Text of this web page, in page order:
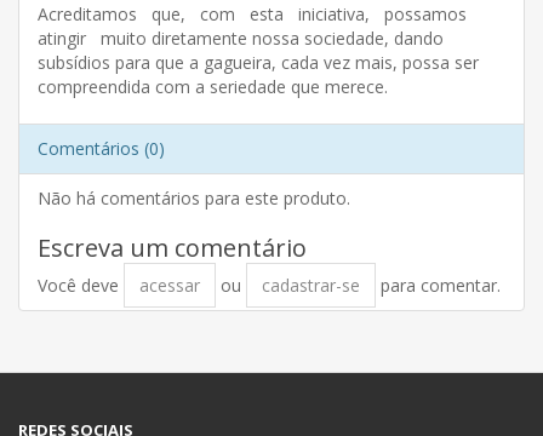
Acreditamos que, com esta iniciativa, possamos
atingir muito diretamente nossa sociedade, dando
subsídios para que a gagueira, cada vez mais, possa ser
compreendida com a seriedade que merece.
Comentários (0)
Não há comentários para este produto.
Escreva um comentário
Você deve acessar ou cadastrar-se para comentar.
REDES SOCIAIS